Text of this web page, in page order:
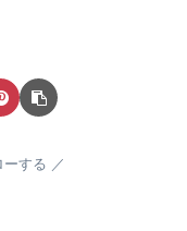
ーする